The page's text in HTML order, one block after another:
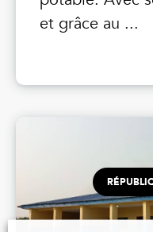
et grâce au ...